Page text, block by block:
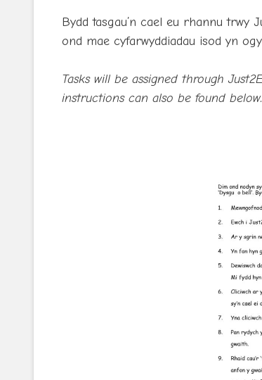
Bydd tasgau’n cael eu rhannu trwy
ond mae cyfarwyddiadau isod yn
Tasks will be assigned through
instructions can also be found below.